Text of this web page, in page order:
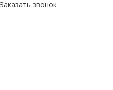
Заказать звонок